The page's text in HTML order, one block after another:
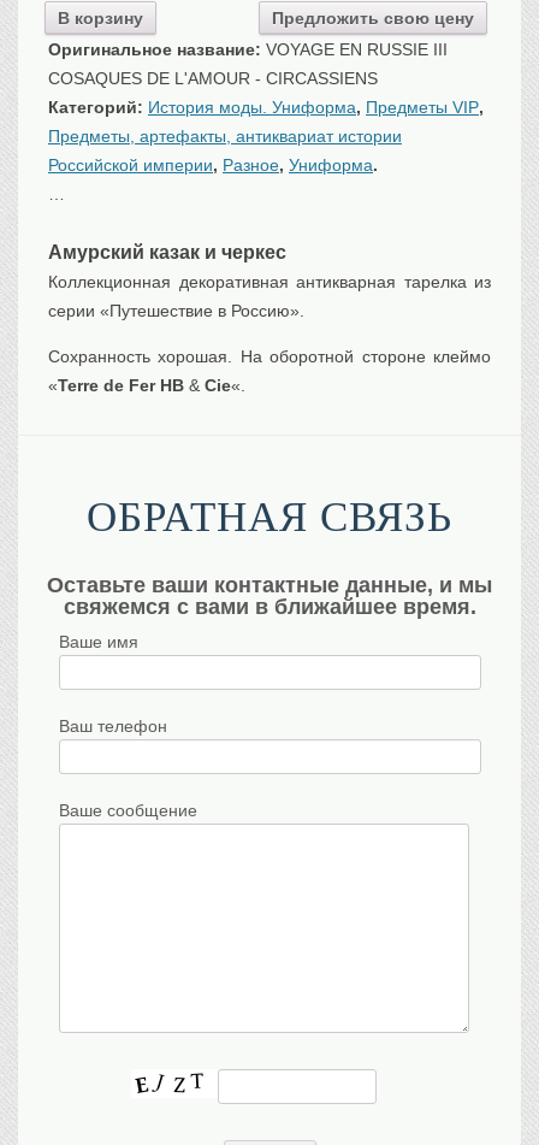
Фауна
Флора
Охота
Рыбы, рыбалка
Техника, транспорт, архитектура
Транспорт
Связь
Медицина
В корзину Предложить свою цену
Оригинальное название: VOYAGE EN RUSSIE III
COSAQUES DE L'AMOUR - CIRCASSIENS
Категорий: История моды. Униформа, Предметы VIP,
Предметы, артефакты, антиквариат истории
Российской империи, Разное, Униформа.
Амурский казак и черкес
Коллекционная декоративная антикварная тарелка из
серии «Путешествие в Россию».
Сохранностьхорошая. На оборотной стороне клеймо
«Terre de Fer HB & Cie«.
ОБРАТНАЯ СВЯЗЬ
Оставьте ваши контактные данные, и мы
свяжемся с вами в ближайшее время.
Ваше имя
Ваш телефон
Ваше сообщение